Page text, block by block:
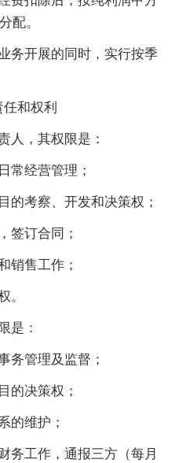
配。
开展的同时，实行按季
和权利
，其权限是：
经营管理；
考察、开发和决策权；
订合同；
售工作；
。
是：
管理及监督；
决策权；
维护；
工作，通报三方（每月